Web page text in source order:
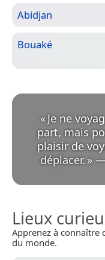
Abidjan
Bouaké
«Je ne
part, mais
plaisir de
déplacer. »
Lieux
Apprenez à connaître
du monde.